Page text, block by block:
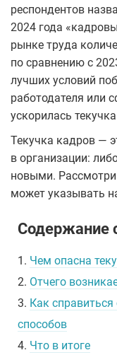
респондентов
2024 года
рынке труда
по сравнению с
лучших условий
работодателя или
ускорилась
Текучка кадров —
в организации:
новыми.
может указывать
Содержание
1. Чем опасна
2. Отчего
3. Как
способов
4. Что в итоге